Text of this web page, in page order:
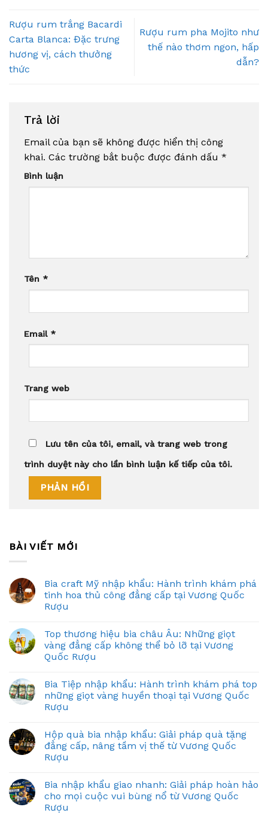
Rượu rum trắng Bacardi
Carta Blanca: Đặc trưng
hương vị, cách thưởng
thức
Rượu rum pha Mojito như
thế nào thơm ngon, hấp
dẫn?
Trả lời
Email của bạn sẽ không được hiển thị công
khai. Các trường bắt buộc được đánh dấu *
Bình luận
Tên *
Email *
Trang web
Lưu tên của tôi, email, và trang web trong
trình duyệt này cho lần bình luận kế tiếp của tôi.
BÀI VIẾT MỚI
Bia craft Mỹ nhập khẩu: Hành trình khám phá
tinh hoa thủ công đẳng cấp tại Vương Quốc
Rượu
Top thương hiệu bia châu Âu: Những giọt
vàng đẳng cấp không thể bỏ lỡ tại Vương
Quốc Rượu
Bia Tiệp nhập khẩu: Hành trình khám phá top
những giọt vàng huyền thoại tại Vương Quốc
Rượu
Hộp quà bia nhập khẩu: Giải pháp quà tặng
đẳng cấp, nâng tầm vị thế từ Vương Quốc
Rượu
Bia nhập khẩu giao nhanh: Giải pháp hoàn hảo
cho mọi cuộc vui bùng nổ từ Vương Quốc
Rượu